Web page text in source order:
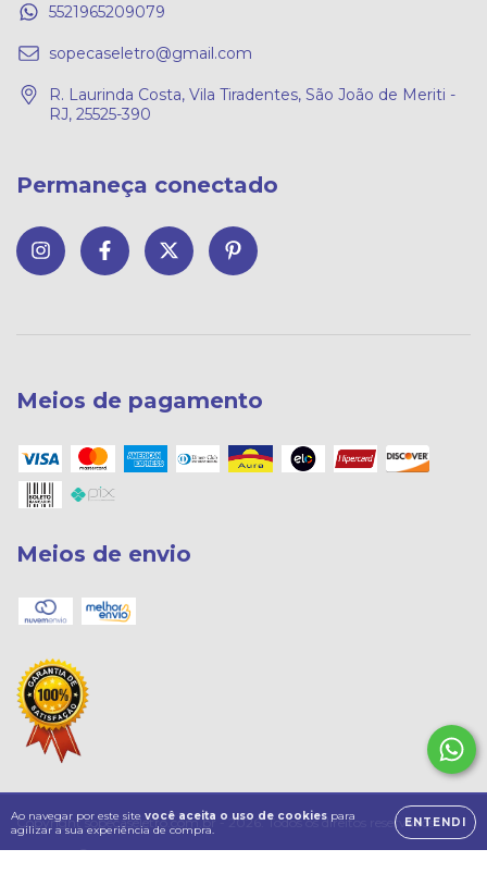
Ao navegar por este site você aceita o uso de cookies para
agilizar a sua experiência de compra.
ENTENDI
5521965209079
sopecaseletro@gmail.com
R. Laurinda Costa, Vila Tiradentes, São João de Meriti -
RJ, 25525-390
Permaneça conectado
Meios de pagamento
Meios de envio
Copyright sopecaseletro.com.br - 2026. Todos os direitos reservados.